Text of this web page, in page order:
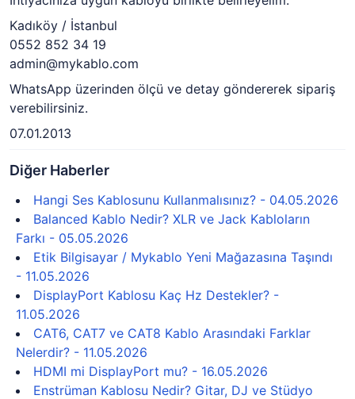
Kadıköy / İstanbul
0552 852 34 19
admin@mykablo.com
WhatsApp üzerinden ölçü ve detay göndererek sipariş
verebilirsiniz.
07.01.2013
Diğer Haberler
Hangi Ses Kablosunu Kullanmalısınız? - 04.05.2026
Balanced Kablo Nedir? XLR ve Jack Kabloların
Farkı - 05.05.2026
Etik Bilgisayar / Mykablo Yeni Mağazasına Taşındı
- 11.05.2026
DisplayPort Kablosu Kaç Hz Destekler? -
11.05.2026
CAT6, CAT7 ve CAT8 Kablo Arasındaki Farklar
Nelerdir? - 11.05.2026
HDMI mi DisplayPort mu? - 16.05.2026
Enstrüman Kablosu Nedir? Gitar, DJ ve Stüdyo